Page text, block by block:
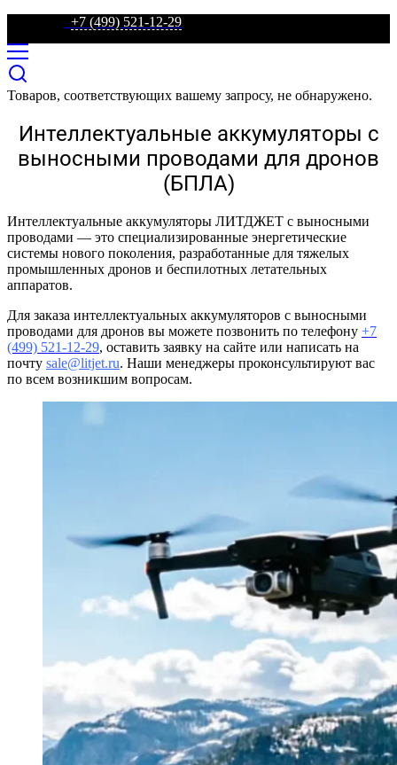
+7 (499) 521-12-29
Товаров, соответствующих вашему запросу, не обнаружено.
Интеллектуальные аккумуляторы с
выносными проводами для дронов
(БПЛА)
Интеллектуальные аккумуляторы ЛИТДЖЕТ с выносными
проводами — это специализированные энергетические
системы нового поколения, разработанные для тяжелых
промышленных дронов и беспилотных летательных
аппаратов.
Для заказа интеллектуальных аккумуляторов с выносными
проводами для дронов вы можете позвонить по телефону +7
(499) 521-12-29, оставить заявку на сайте или написать на
почту sale@litjet.ru. Наши менеджеры проконсультируют вас
по всем возникшим вопросам.